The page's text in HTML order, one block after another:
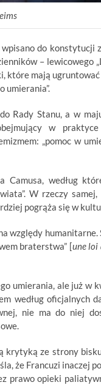
do konstytucji
– lewicowego
które mają
umierania”.
Rady Stanu, a w
w praktyce
„pomoc w
według
W rzeczy
pogrąża się w
względy humanitarne.
braterstwa” [une loi
umierania, ale już w
według oficjalnych
nie ma do niej
krytyką ze strony
że Francuzi inaczej
prawo opieki